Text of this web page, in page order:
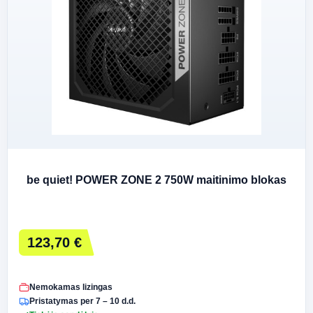
be quiet! POWER ZONE 2 750W maitinimo blokas
123,70 €
Nemokamas lizingas
Pristatymas per 7 – 10 d.d.